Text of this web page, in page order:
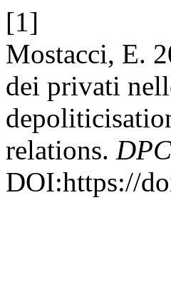
[1]
Mostacci, E.
dei privati
relations.
DOI:https://